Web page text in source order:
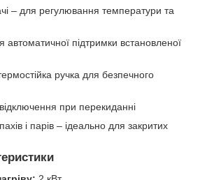
– для регулювання температури та
автоматичної підтримки встановленої
ручка для безпечного
при перекиданні
і парів – ідеально для закритих